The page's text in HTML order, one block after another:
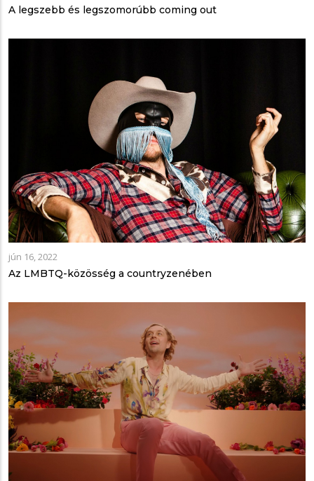
A legszebb és legszomorúbb coming out
jún 16, 2022
Az LMBTQ-közösség a countryzenében